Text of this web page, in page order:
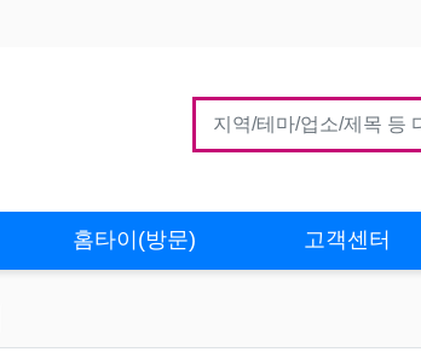
홈타이(방문) 고객센터